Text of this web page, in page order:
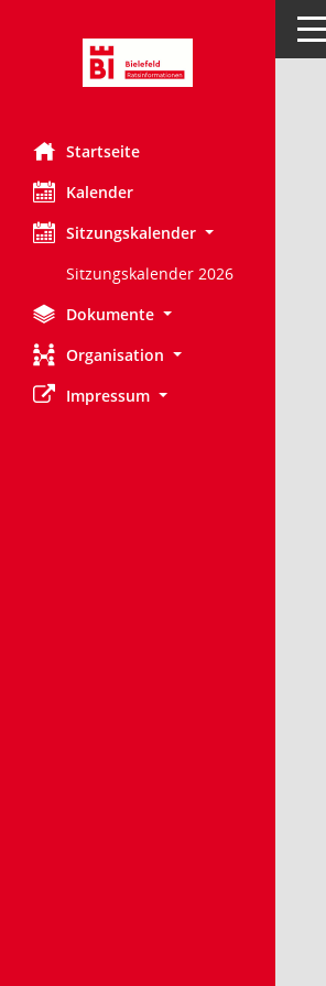
Startseite
Kalender
Sitzungskalender
Sitzungskalender 2026
Dokumente
Organisation
Impressum